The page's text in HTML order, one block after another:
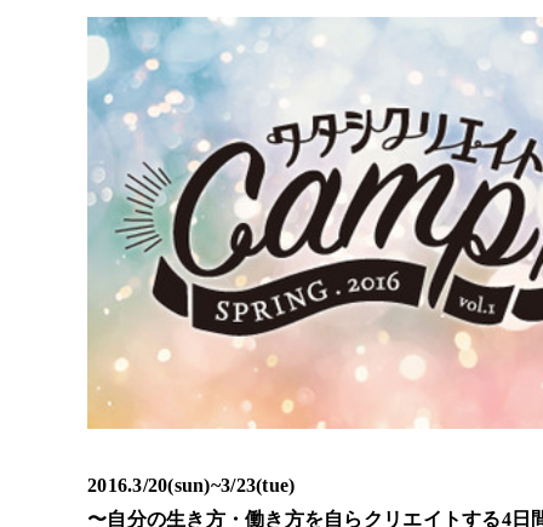
2016.3/20(sun)~3/23(tue)
〜自分の生き方・働き方を自らクリエイトする4日